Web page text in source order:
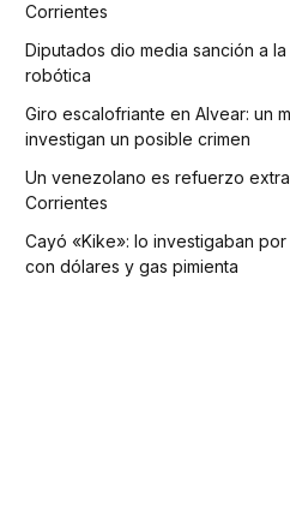
Corrientes
Diputados dio media sanción a
robótica
Giro escalofriante en Alvear: un
investigan un posible crimen
Un venezolano es refuerzo
Corrientes
Cayó «Kike»: lo investigaban
con dólares y gas pimienta